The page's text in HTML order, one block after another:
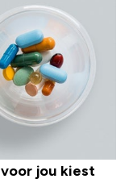
jou kiest